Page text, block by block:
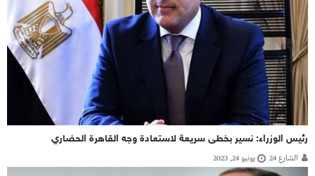
رئيس الوزراء: نسير بخطى سريعة لاستعادة وجه القاهرة الحضاري
الشارع 24 يونيو 24, 2023